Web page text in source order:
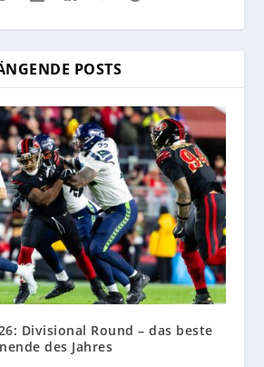
POSTS
Divisional Round – das beste
des Jahres